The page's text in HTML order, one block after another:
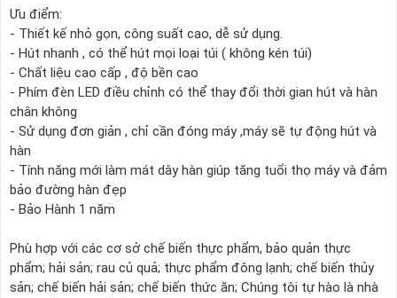
Ưu điểm:
- Thiết kế nhỏ gọn, công suất cao, dễ sử dụng.
- Hút nhanh , có thể hút mọi loại túi ( không kén túi)
- Chất liệu cao cấp , độ bền cao
- Phím đèn LED điều chỉnh có thể thay đổi thời gian hút và hàn
chân không
- Sử dụng đơn giản , chỉ cần đóng máy ,máy sẽ tự động hút và
hàn
- Tính năng mới làm mát dây hàn giúp tăng tuổi thọ máy và đảm
bảo đường hàn đẹp
- Bảo Hành 1 năm
Phù hợp với các cơ sở chế biến thực phẩm, bảo quản thực
phẩm; hải sản; rau củ quả; thực phẩm đông lạnh; chế biến thủy
sản; chế biến hải sản; chế biến thức ăn; Chúng tôi tự hào là nhà